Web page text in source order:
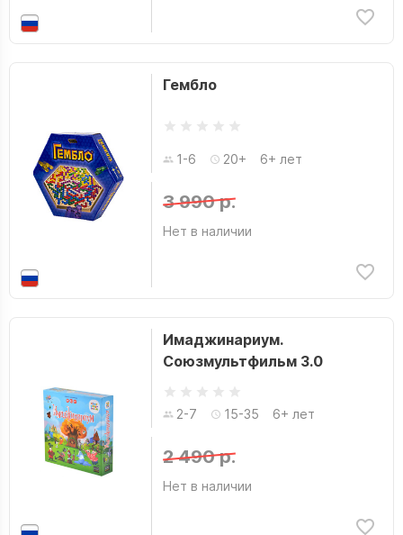
Гембло
1-6 20+ 6+ лет
3 990 р.
Нет в наличии
Имаджинариум.
Союзмультфильм 3.0
2-7 15-35 6+ лет
2 490 р.
Нет в наличии